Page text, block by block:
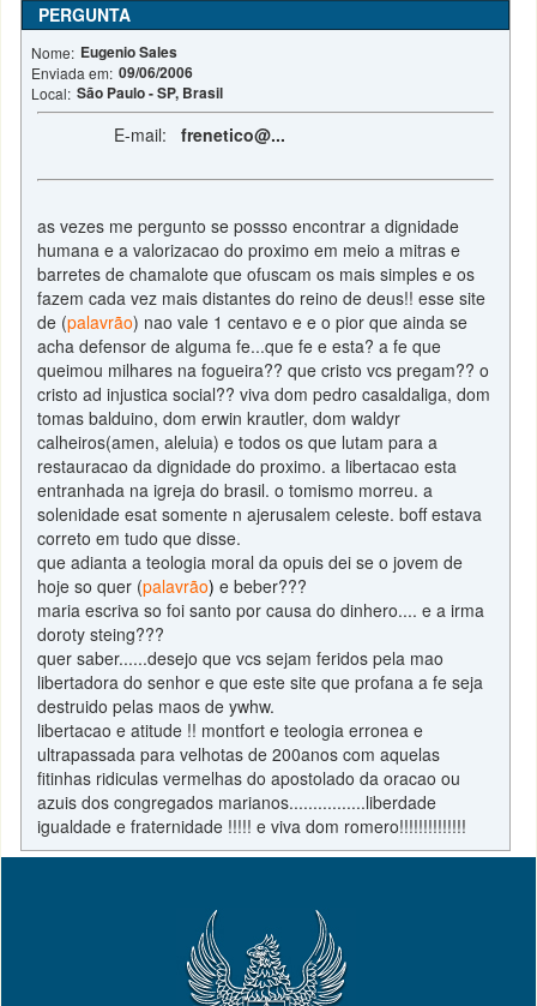
PERGUNTA
Nome: Eugenio Sales
Enviada em: 09/06/2006
Local: São Paulo - SP, Brasil
E-mail:frenetico@...
as vezes me pergunto se possso encontrar a dignidade
humana e a valorizacao do proximo em meio a mitras e
barretes de chamalote que ofuscam os mais simples e os
fazem cada vez mais distantes do reino de deus!! esse site
de (palavrão) nao vale 1 centavo e e o pior que ainda se
acha defensor de alguma fe...que fe e esta? a fe que
queimou milhares na fogueira?? que cristo vcs pregam?? o
cristo ad injustica social?? viva dom pedro casaldaliga, dom
tomas balduino, dom erwin krautler, dom waldyr
calheiros(amen, aleluia) e todos os que lutam para a
restauracao da dignidade do proximo. a libertacao esta
entranhada na igreja do brasil. o tomismo morreu. a
solenidade esat somente n ajerusalem celeste. boff estava
correto em tudo que disse.
que adianta a teologia moral da opuis dei se o jovem de
hoje so quer (palavrão) e beber???
maria escriva so foi santo por causa do dinhero.... e a irma
doroty steing???
quer saber......desejo que vcs sejam feridos pela mao
libertadora do senhor e que este site que profana a fe seja
destruido pelas maos de ywhw.
libertacao e atitude !! montfort e teologia erronea e
ultrapassada para velhotas de 200anos com aquelas
fitinhas ridiculas vermelhas do apostolado da oracao ou
azuis dos congregados marianos................liberdade
igualdade e fraternidade !!!!! e viva dom romero!!!!!!!!!!!!!!